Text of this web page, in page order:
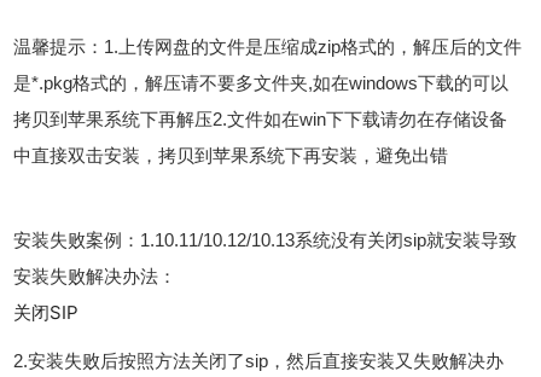
温馨提示：1.上传网盘的文件是压缩成zip格式的，解压后的文件
是*.pkg格式的，解压请不要多文件夹,如在windows下载的可以
拷贝到苹果系统下再解压2.文件如在win下下载请勿在存储设备
中直接双击安装，拷贝到苹果系统下再安装，避免出错
安装失败案例：1.10.11/10.12/10.13系统没有关闭sip就安装导致
安装失败解决办法：
关闭SIP
2.安装失败后按照方法关闭了sip，然后直接安装又失败解决办